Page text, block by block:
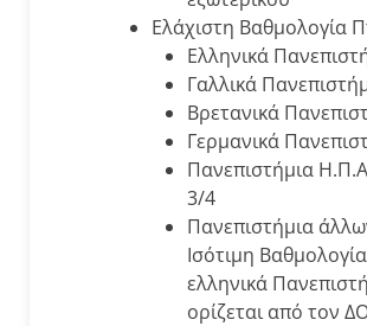
Ελάχιστη Βαθμολογία
Ελληνικά
Γαλλικά
Βρετανικά
Γερμανικά
Πανεπιστήμια
3/4
Πανεπιστήμια
Ισότιμη
ελληνικά
ορίζεται από τον